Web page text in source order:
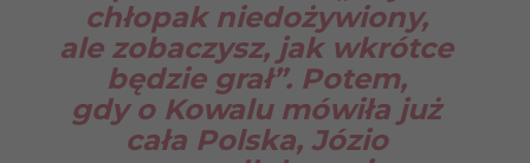
chłopak niedożywiony,
ale zobaczysz, jak wkrótce
będzie grał”. Potem,
gdy o Kowalu mówiła już
cała Polska, Józio